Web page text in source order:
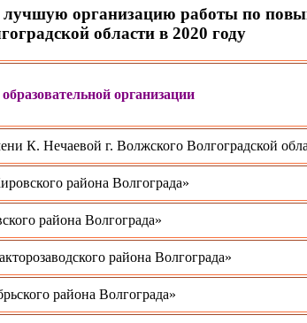
лучшую организацию работы по
области в 2020 году
организации
К. Нечаевой г. Волжского Волгоградской
района Волгограда»
района Волгограда»
района Волгограда»
района Волгограда»